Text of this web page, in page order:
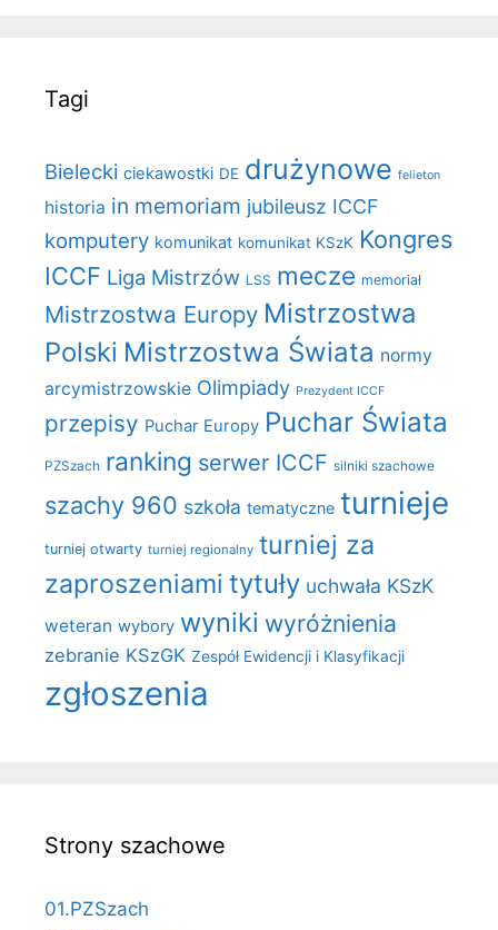
Tagi
Bielecki ciekawostki DE drużynowe felieton
historia in memoriam jubileusz ICCF
komputery komunikat komunikat KSzK Kongres
ICCF Liga Mistrzów LSS mecze memoriał
Mistrzostwa Europy Mistrzostwa
Polski Mistrzostwa Świata normy
arcymistrzowskie Olimpiady Prezydent ICCF
przepisy Puchar Europy Puchar Świata
PZSzach ranking serwer ICCF silniki szachowe
szachy 960 szkoła tematyczne turnieje
turniej otwarty turniej regionalny turniej za
zaproszeniami tytuły uchwała KSzK
weteran wybory wyniki wyróżnienia
zebranie KSzGK Zespół Ewidencji i Klasyfikacji
zgłoszenia
Strony szachowe
01.PZSzach